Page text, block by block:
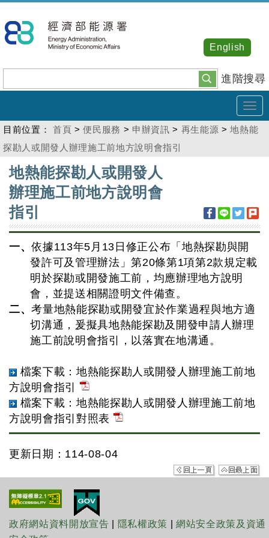
到
主
內
容
進階搜尋
English
目前位置： 首頁 >便民服務 > 申辦資訊 > 再生能源 >地熱能
探勘人或開發人辦理施工前地方說明會指引
:::
地熱能探勘人或開發人
辦理施工前地方說明會
指引
一、依據113年5月13日修正公布「地熱探勘與開
發許可及管理辦法」第20條第1項第2款規定載
明於探勘或開發施工前，均應辦理地方說明
會，並提送相關證明文件備查。
二、考量地熱能探勘或開發宜於作業過程與地方適
切溝通，爰擬具地熱能探勘及開發申請人辦理
施工前說明會指引，以落實在地溝通。
檔案下載：地熱能探勘人或開發人辦理施工前地
方說明會指引
檔案下載：地熱能探勘人或開發人辦理施工前地
方說明會指引對照表
更新日期：114-08-04
政府網站資料開放宣告 隱私權政策 |網站安全政策及資通